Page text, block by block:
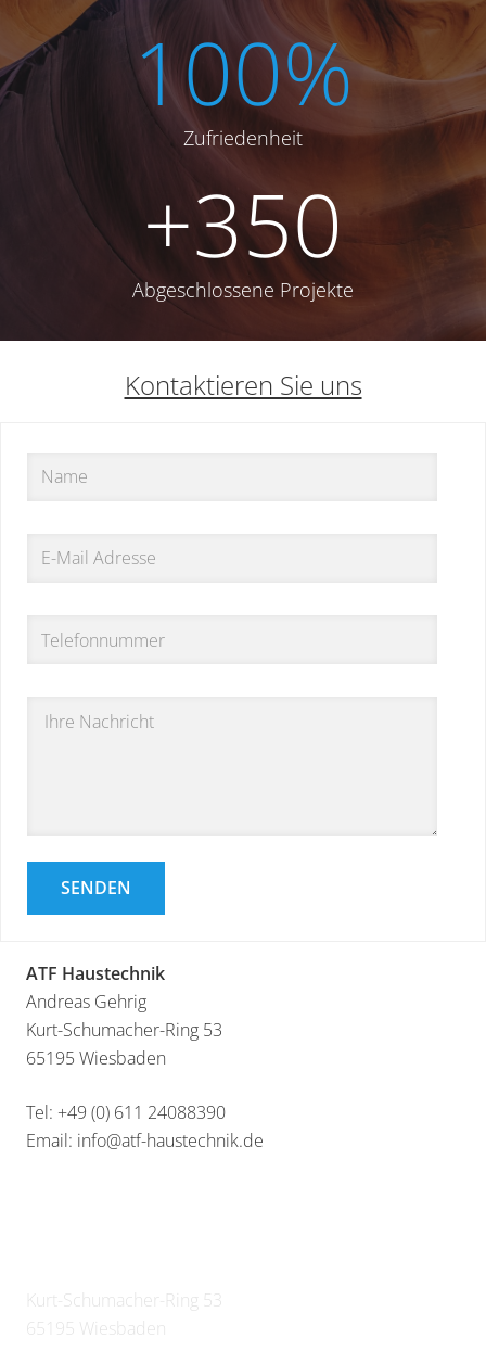
100%
Zufriedenheit
+350
Abgeschlossene Projekte
Kontaktieren Sie uns
ATF Haustechnik
Andreas Gehrig
Kurt-Schumacher-Ring 53
65195 Wiesbaden
Tel: +49 (0) 611 24088390
Email: info@atf-haustechnik.de
Kurt-Schumacher-Ring 53
65195 Wiesbaden